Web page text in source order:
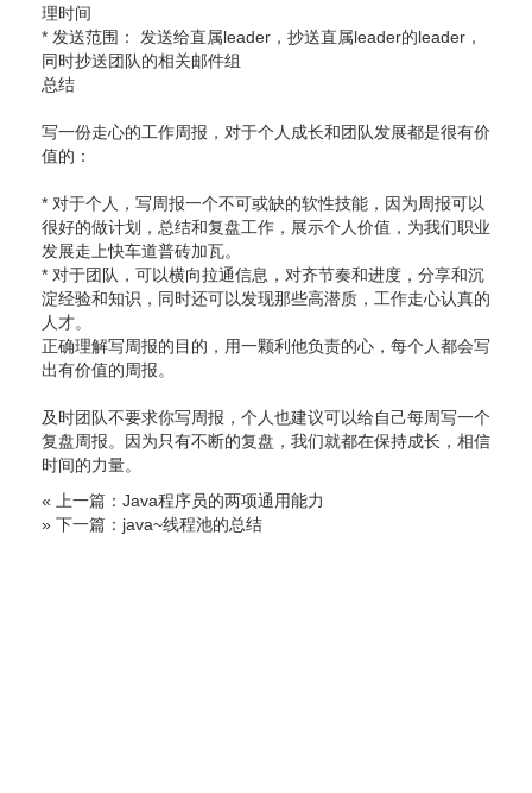
理时间
* 发送范围： 发送给直属leader，抄送直属leader的leader，
同时抄送团队的相关邮件组
总结
写一份走心的工作周报，对于个人成长和团队发展都是很有价
值的：
* 对于个人，写周报一个不可或缺的软性技能，因为周报可以
很好的做计划，总结和复盘工作，展示个人价值，为我们职业
发展走上快车道普砖加瓦。
* 对于团队，可以横向拉通信息，对齐节奏和进度，分享和沉
淀经验和知识，同时还可以发现那些高潜质，工作走心认真的
人才。
正确理解写周报的目的，用一颗利他负责的心，每个人都会写
出有价值的周报。
及时团队不要求你写周报，个人也建议可以给自己每周写一个
复盘周报。因为只有不断的复盘，我们就都在保持成长，相信
时间的力量。
« 上一篇：Java程序员的两项通用能力
» 下一篇：java~线程池的总结